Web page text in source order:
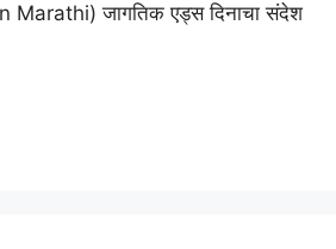
Marathi) जागतिक एड्स दिनाचा संदेश